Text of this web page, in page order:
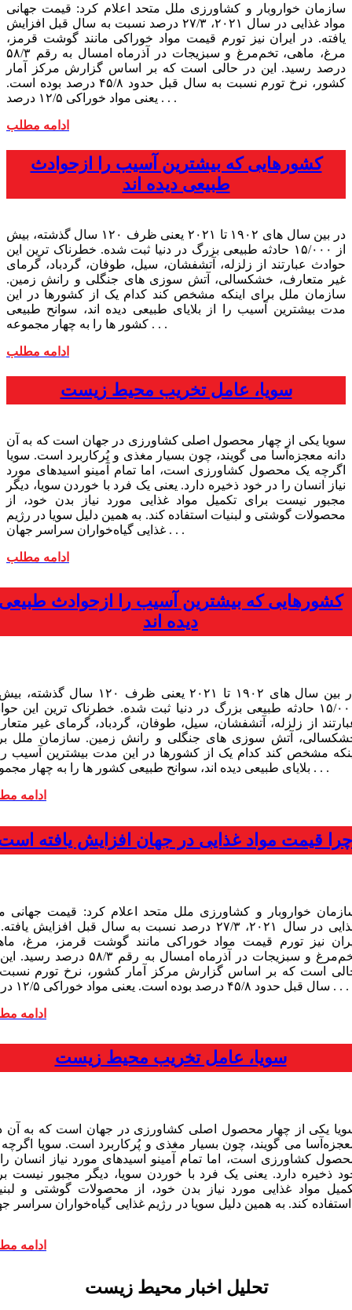
سازمان خواروبار و کشاورزی ملل متحد اعلام کرد: قیمت جهانی
مواد غذایی در سال ۲۰۲۱، ۲۷/۳ درصد نسبت به سال قبل افزایش
یافته. در ایران نیز تورم قیمت مواد خوراکی مانند گوشت قرمز،
مرغ، ماهی، تخم‌مرغ و سبزیجات در آذرماه امسال به رقم ۵۸/۳
درصد رسید. این در حالی است که بر اساس گزارش مرکز آمار
کشور، نرخ تورم نسبت به سال قبل حدود ۴۵/۸ درصد بوده است.
یعنی مواد خوراکی ۱۲/۵ درصد . . .
ادامه مطلب
کشورهایی که بیشترین آسیب را ازحوادث
طبیعی دیده اند
در بین سال های ۱۹۰۲ تا ۲۰۲۱ یعنی ظرف ۱۲۰ سال گذشته، بیش
از ۱۵/۰۰۰ حادثه طبیعی بزرگ در دنیا ثبت ‌شده. خطرناک ترین این
حوادث عبارتند از زلزله، آتشفشان، سیل، طوفان، گردباد، گرمای
غیر متعارف، خشکسالی، آتش سوزی های جنگلی و رانش زمین.
سازمان ملل برای اینکه مشخص کند کدام یک از کشورها در این
مدت بیشترین آسیب را از بلایای طبیعی دیده اند، سوانح طبیعی
کشور ها را به چهار مجموعه . . .
ادامه مطلب
سویا، عامل تخریب محیط زیست
سویا یکی از چهار محصول اصلی کشاورزی در جهان است که به آن
دانه معجزه‌آسا می‌ گویند، چون بسیار مغذی و پُرکاربرد است. سویا
اگرچه یک محصول کشاورزی است، اما تمام آمینو ‌اسید‌های مورد
نیاز انسان را در خود ذخیره دارد. یعنی یک فرد با خوردن سویا، دیگر
مجبور نیست برای تکمیل مواد غذایی مورد نیاز بدن خود، از
محصولات گوشتی و لبنیات استفاده کند. به همین دلیل سویا در رژیم‌
غذایی گیاه‌خواران سراسر جهان . . .
ادامه مطلب
کشورهایی که بیشترین آسیب را ازحوادث
دیده اند
در بین سال های ۱۹۰۲ تا ۲۰۲۱ یعنی ظرف ۱۲۰ سال
۱۵/۰۰۰ حادثه طبیعی بزرگ در دنیا ثبت ‌شده. خطرناک ترین این
از زلزله، آتشفشان، سیل، طوفان، گردباد، گرمای غیر
آتش سوزی های جنگلی و رانش زمین. سازمان ملل
مشخص کند کدام یک از کشورها در این مدت بیشترین آسیب
بلایای طبیعی دیده اند، سوانح طبیعی کشور ها را به چهار مجموعه . . .
ادامه
چرا قیمت مواد غذایی در جهان افزایش یافته
خواروبار و کشاورزی ملل متحد اعلام کرد: قیمت جهانی
غذایی در سال ۲۰۲۱، ۲۷/۳ درصد نسبت به سال قبل افزایش
نیز تورم قیمت مواد خوراکی مانند گوشت قرمز، مرغ،
تخم‌مرغ و سبزیجات در آذرماه امسال به رقم ۵۸/۳ درصد
است که بر اساس گزارش مرکز آمار کشور، نرخ تورم
سال قبل حدود ۴۵/۸ درصد بوده است. یعنی مواد خوراکی ۱۲/۵ درصد . . .
ادامه
سویا، عامل تخریب محیط زیست
یکی از چهار محصول اصلی کشاورزی در جهان است که به آن
می‌ گویند، چون بسیار مغذی و پُرکاربرد است. سویا
کشاورزی است، اما تمام آمینو ‌اسید‌های مورد نیاز انسان
ذخیره دارد. یعنی یک فرد با خوردن سویا، دیگر مجبور نیست
مواد غذایی مورد نیاز بدن خود، از محصولات گوشتی و
استفاده کند. به همین دلیل سویا در رژیم‌ غذایی گیاه‌خواران سراسر
ادامه
تحلیل اخبار محیط زیست